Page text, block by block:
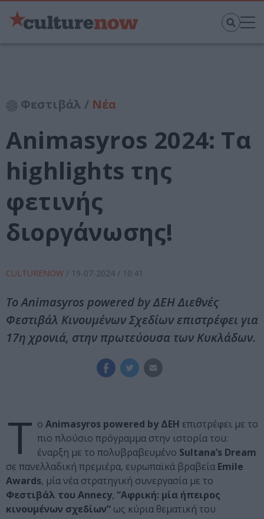
Φεστιβάλ / Νέα
Animasyros 2024: Τα
highlights της
φετινής
διοργάνωσης!
CULTURENOW / 19-07-2024 / 10:41
Το Animasyros powered by ΔΕΗ Διεθνές
Φεστιβάλ Κινουμένων Σχεδίων επιστρέφει για
17η χρονιά, στην πρωτεύουσα των Κυκλάδων.
Τ ο Animasyros powered by ΔΕΗ επιστρέφει με το
πιο πλούσιο πρόγραμμα στην ιστορία του:
έναρξη με το πολυβραβευμένο Sultana’s Dream
σε πανελλαδική πρεμιέρα, ευρωπαϊκά βραβεία Emile
Awards, μία νέα στρατηγική συνεργασία με το
Φεστιβάλ του Annecy, “Αφρική: μία ήπειρος
κινουμένων σχεδίων” ως κύρια θεματική του